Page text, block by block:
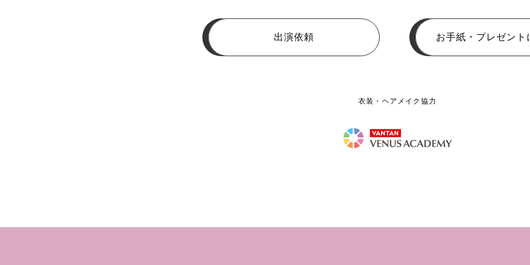
出演依頼 お手紙・プレゼント
衣装・ヘアメイク協力